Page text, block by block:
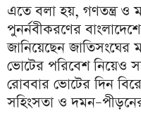
এতে বলা হয়, গণতন্ত্র ও
পুনর্নবীকরণের
জানিয়েছেন জাতিসংঘের
ভোটের পরিবেশ নিয়েও
রোববার ভোটের দিন
সহিংসতা ও